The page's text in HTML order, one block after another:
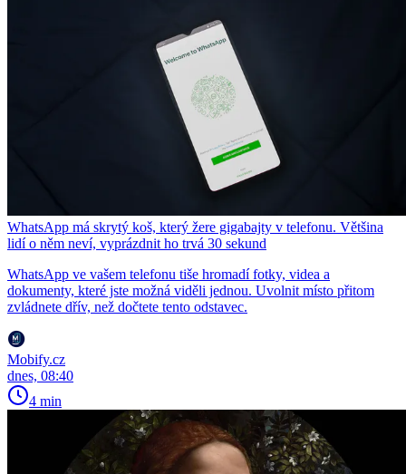
WhatsApp má skrytý koš, který žere gigabajty v telefonu. Většina
lidí o něm neví, vyprázdnit ho trvá 30 sekund
WhatsApp ve vašem telefonu tiše hromadí fotky, videa a
dokumenty, které jste možná viděli jednou. Uvolnit místo přitom
zvládnete dřív, než dočtete tento odstavec.
Mobify.cz
dnes, 08:40
4 min